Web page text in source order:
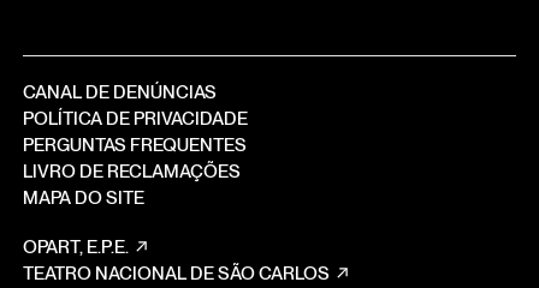
CANAL DE DENÚNCIAS
POLÍTICA DE PRIVACIDADE
PERGUNTAS FREQUENTES
LIVRO DE RECLAMAÇÕES
MAPA DO SITE
OPART, E.P.E.
TEATRO NACIONAL DE SÃO CARLOS